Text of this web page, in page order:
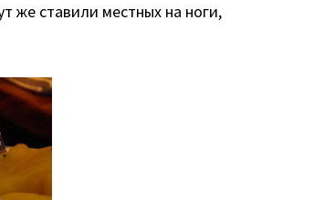
же ставили местных на ноги,